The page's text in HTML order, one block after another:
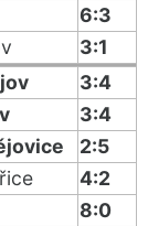
6:3
3:1
3:4
3:4
2:5
4:2
8:0